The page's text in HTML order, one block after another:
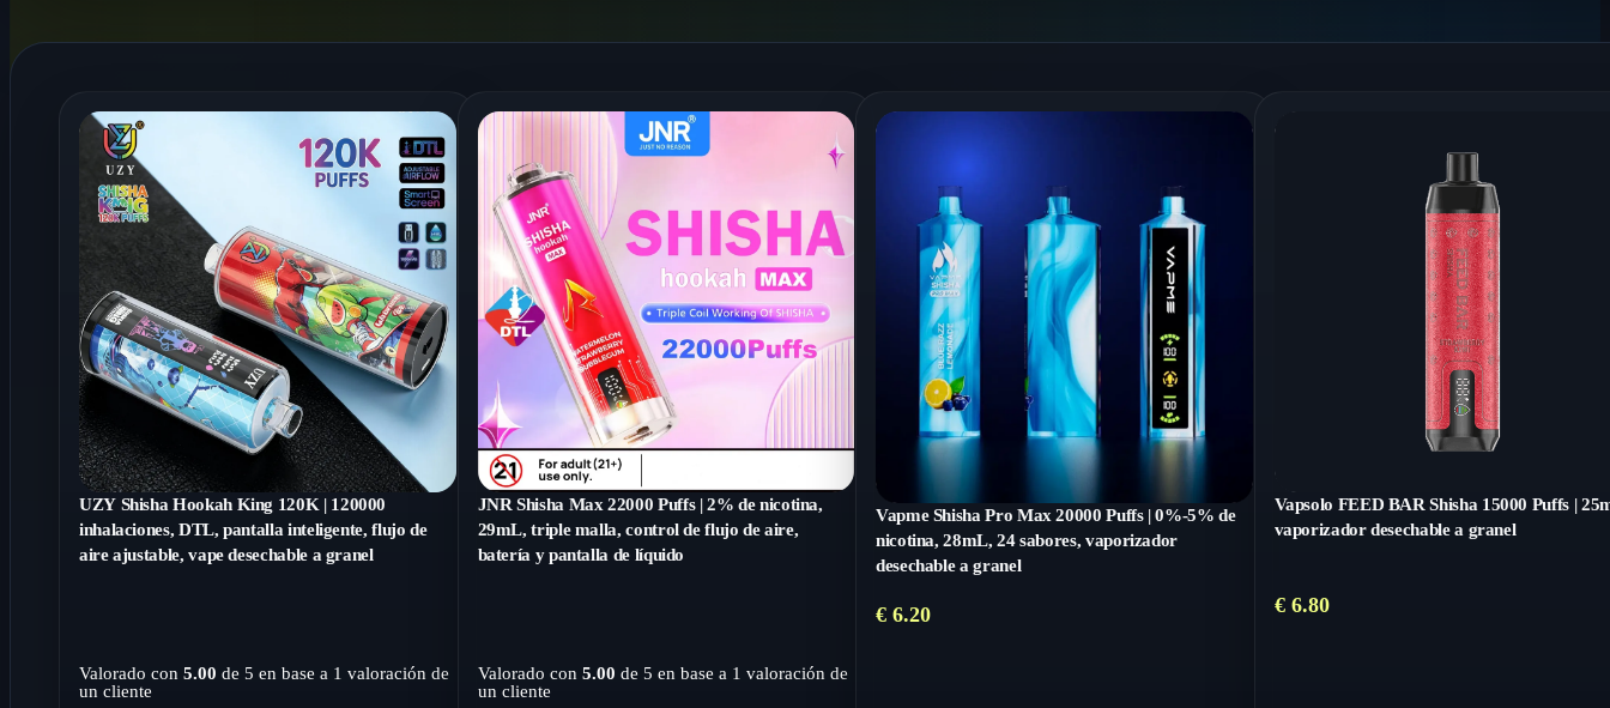
UZY Shisha Hookah King 120K | 120000
inhalaciones, DTL, pantalla inteligente, flujo de
aire ajustable, vape desechable a granel
Valorado con 5.00 de 5 en base a 1 valoración de
un cliente
JNR Shisha Max 22000 Puffs | 2% de nicotina,
29mL, triple malla, control de flujo de aire,
batería y pantalla de líquido
Valorado con 5.00 de 5 en base a 1 valoración de
un cliente
Vapme Shisha Pro Max 20000 Puffs | 0%-5% de
nicotina, 28mL, 24 sabores, vaporizador
desechable a granel
€ 6.20
Vapsolo FEED BAR Shisha 15000 Puffs |
vaporizador desechable a granel
€6.80